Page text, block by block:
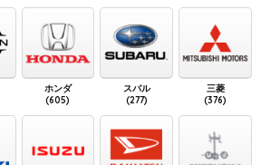
ホンダ
(605)
スバル
(277)
三菱
(376)